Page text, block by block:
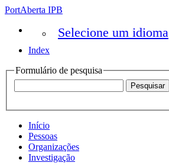
PortAberta IPB
Selecione um idioma
Index
Formulário de pesquisa
Início
Pessoas
Organizações
Investigação